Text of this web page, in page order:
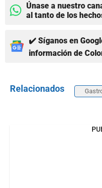
Únase a nuestro
al tanto de los
✔️ Síganos en
información de
Relacionados